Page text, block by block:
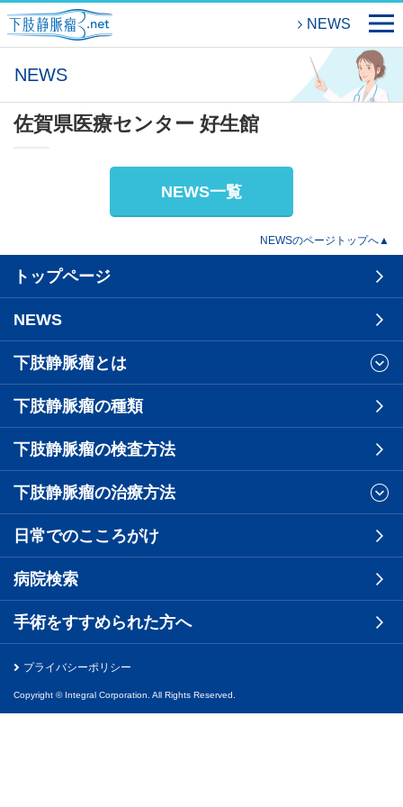
NEWS
NEWS
佐賀県医療センター 好生館
NEWS一覧
NEWSのページトップへ▲
トップページ
NEWS
下肢静脈瘤とは
下肢静脈瘤の種類
下肢静脈瘤の検査方法
下肢静脈瘤の治療方法
日常でのこころがけ
病院検索
手術をすすめられた方へ
プライバシーポリシー
Copyright © Integral Corporation. All Rights Reserved.